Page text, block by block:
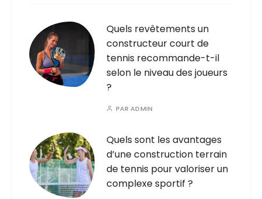
Quels revêtements un
constructeur court de
tennis recommande-t-il
selon le niveau des joueurs
?
PARADMIN
Quels sont les avantages
d’une construction terrain
de tennis pour valoriser un
complexe sportif ?